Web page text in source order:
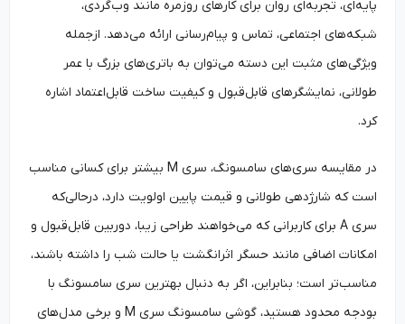
پایه‌ای، تجربه‌ای روان برای کارهای روزمره مانند وب‌گردی،
شبکه‌های اجتماعی، تماس و پیام‌رسانی ارائه می‌دهد. ازجمله
ویژگی‌های مثبت این دسته می‌توان به باتری‌های بزرگ با عمر
طولانی، نمایشگرهای قابل‌قبول و کیفیت ساخت قابل‌اعتماد اشاره
در مقایسه سری‌های سامسونگ، سری M بیشتر برای کسانی مناسب
است که شارژدهی طولانی و قیمت پایین اولویت دارد، درحالی‌که
سری A برای کاربرانی که می‌خواهند طراحی زیبا، دوربین قابل‌قبول و
امکانات اضافی مانند حسگر اثرانگشت یا حالت شب را داشته باشند،
مناسب‌تر است؛ بنابراین، اگر به دنبال بهترین سری سامسونگ با
بودجه محدود هستید، گوشی سامسونگ سری M و برخی مدل‌های